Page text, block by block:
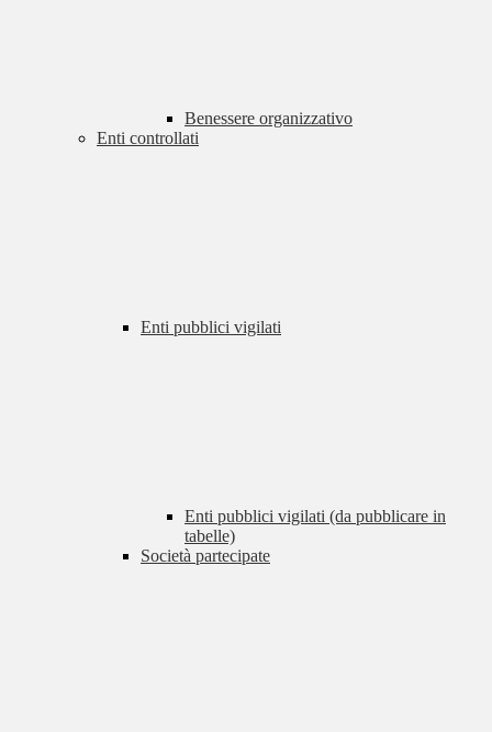
Benessere organizzativo
Enti controllati
Enti pubblici vigilati
Enti pubblici vigilati (da pubblicare in
tabelle)
Società partecipate